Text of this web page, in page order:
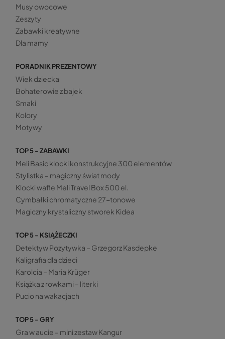
Musy owocowe
Zeszyty
Zabawki kreatywne
Dla mamy
PORADNIK PREZENTOWY
Wiek dziecka
Bohaterowie z bajek
Smaki
Kolory
Motywy
TOP 5 - ZABAWKI
Meli Basic klocki konstrukcyjne 300 elementów
Stylistka – magiczny świat mody
Klocki wafle Meli Travel Box 500 el.
Cymbałki chromatyczne 27-tonowe
Magiczny krystaliczny stworek Kidea
TOP 5 - KSIĄŻECZKI
Detektyw Pozytywka – Grzegorz Kasdepke
Kaligrafia dla dzieci
Karolcia – Maria Krüger
Książka z rowkami – literki
Pucio na wakacjach
TOP 5 - GRY
Gra w aucie – mini zestaw Kangur